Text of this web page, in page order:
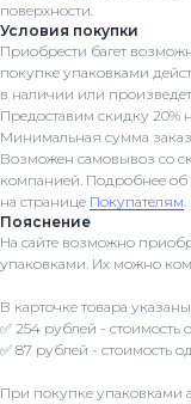
поверхности.
Условия покупки
Приобрести багет
покупке упаковками
в наличии или
Предоставим скидку 20%
Минимальная сумма
Возможен самовывоз со
компанией. Подробнее об
на странице Покупателям.
Пояснение
На сайте возможно
упаковками. Их можно
В карточке товара
✅ 254 рублей -
✅ 87 рублей - стоимость
При покупке упаковками